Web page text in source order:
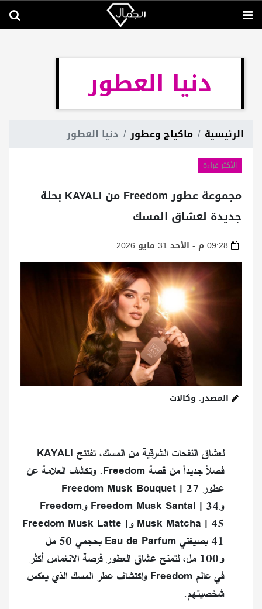
دنيا العطور
الرئيسية ماكياج وعطور دنيا العطور
الأكثر قراءة
مجموعة عطور Freedom من KAYALI بحلة
جديدة لعشاق المسك
المصدر: وكالات
لعشاق النفحات الشرقية من المسك، تفتتح KAYALI
فصلاً جديداً من قصة Freedom. وتكشف العلامة عن
عطور Freedom Musk Bouquet | 27
وFreedom Musk Santal | 34 وFreedom
Musk Matcha | 45 وFreedom Musk Latte |
41 بصيغتي Eau de Parfum بحجمي 50 مل
و100 مل، لتمنح عشاق العطور فرصة الانغماس أكثر
في عالم Freedom واكتشاف عطر المسك الذي يعكس
شخصيتهم.